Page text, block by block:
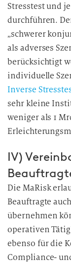
Stresstest und
durchführen.
„schwerer
als adverses
berücksichtigt
individuelle
Inverse
sehr kleine
weniger als 1
IV)
Die MaRisk
Beauftragte
übernehmen
operativen
ebenso für die
Compliance-